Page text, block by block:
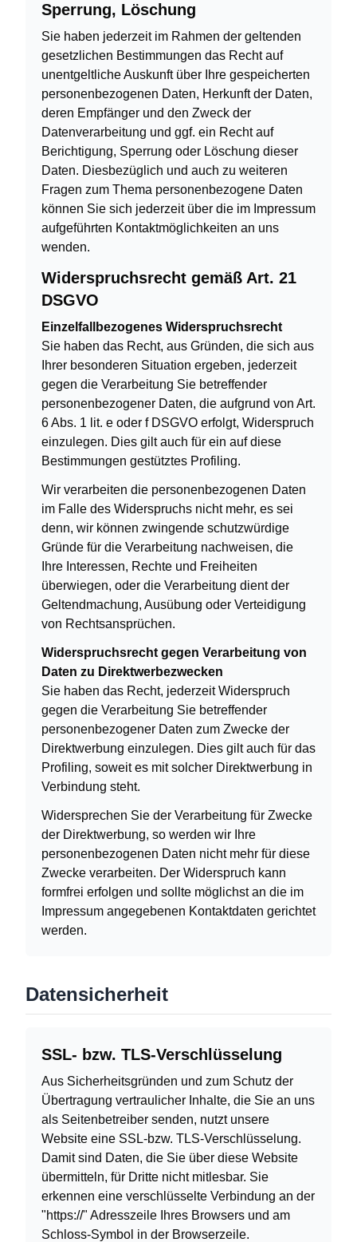
Sperrung, Löschung
Sie haben jederzeit im Rahmen der geltenden
gesetzlichen Bestimmungen das Recht auf
unentgeltliche Auskunft über Ihre gespeicherten
personenbezogenen Daten, Herkunft der Daten,
deren Empfänger und den Zweck der
Datenverarbeitung und ggf. ein Recht auf
Berichtigung, Sperrung oder Löschung dieser
Daten. Diesbezüglich und auch zu weiteren
Fragen zum Thema personenbezogene Daten
können Sie sich jederzeit über die im Impressum
aufgeführten Kontaktmöglichkeiten an uns
wenden.
Widerspruchsrecht gemäß Art. 21
DSGVO
Einzelfallbezogenes Widerspruchsrecht
Sie haben das Recht, aus Gründen, die sich aus
Ihrer besonderen Situation ergeben, jederzeit
gegen die Verarbeitung Sie betreffender
personenbezogener Daten, die aufgrund von Art.
6 Abs. 1 lit. e oder f DSGVO erfolgt, Widerspruch
einzulegen. Dies gilt auch für ein auf diese
Bestimmungen gestütztes Profiling.
Wir verarbeiten die personenbezogenen Daten
im Falle des Widerspruchs nicht mehr, es sei
denn, wir können zwingende schutzwürdige
Gründe für die Verarbeitung nachweisen, die
Ihre Interessen, Rechte und Freiheiten
überwiegen, oder die Verarbeitung dient der
Geltendmachung, Ausübung oder Verteidigung
von Rechtsansprüchen.
Widerspruchsrecht gegen Verarbeitung von
Daten zu Direktwerbezwecken
Sie haben das Recht, jederzeit Widerspruch
gegen die Verarbeitung Sie betreffender
personenbezogener Daten zum Zwecke der
Direktwerbung einzulegen. Dies gilt auch für das
Profiling, soweit es mit solcher Direktwerbung in
Verbindung steht.
Widersprechen Sie der Verarbeitung für Zwecke
der Direktwerbung, so werden wir Ihre
personenbezogenen Daten nicht mehr für diese
Zwecke verarbeiten. Der Widerspruch kann
formfrei erfolgen und sollte möglichst an die im
Impressum angegebenen Kontaktdaten gerichtet
werden.
Datensicherheit
SSL- bzw. TLS-Verschlüsselung
Aus Sicherheitsgründen und zum Schutz der
Übertragung vertraulicher Inhalte, die Sie an uns
als Seitenbetreiber senden, nutzt unsere
Website eine SSL-bzw. TLS-Verschlüsselung.
Damit sind Daten, die Sie über diese Website
übermitteln, für Dritte nicht mitlesbar. Sie
erkennen eine verschlüsselte Verbindung an der
"https://" Adresszeile Ihres Browsers und am
Schloss-Symbol in der Browserzeile.